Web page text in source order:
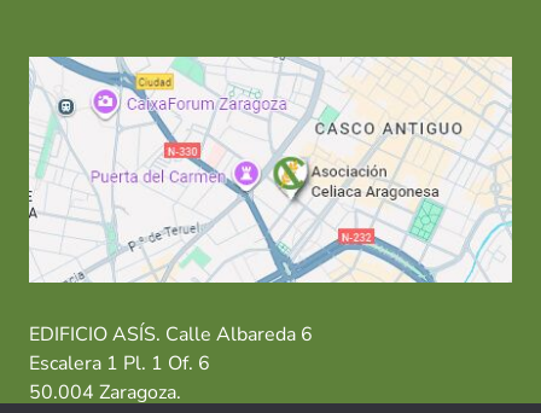
EDIFICIO ASÍS. Calle Albareda 6
Escalera 1 Pl. 1 Of. 6
50.004 Zaragoza.